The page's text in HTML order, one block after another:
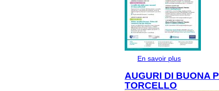
En savoir plus
AUGURI DI BUONA
TORCELLO